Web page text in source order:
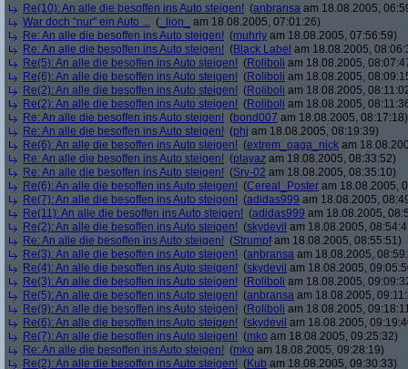
Re(10): An alle die besoffen ins Auto steigen! (anbransa am 18.08.2005,
War doch "nur" ein Auto ... ( _lion_
am 18.08.2005, 07:01:26)
Re: An alle die besoffen ins Auto steigen! (muhrly am 18.08.2005, 07:56:59)
Re: An alle die besoffen ins Auto steigen! (Black Label am 18.08.2005,
Re(5): An alle die besoffen ins Auto steigen! (Roliboli am 18.08.2005,
Re(6): An alle die besoffen ins Auto steigen! (Roliboli am 18.08.2005,
Re(2): An alle die besoffen ins Auto steigen! (Roliboli am 18.08.2005,
Re(2): An alle die besoffen ins Auto steigen! (Roliboli am 18.08.2005,
Re: An alle die besoffen ins Auto steigen! (bond007 am 18.08.2005, 08:17:18)
Re: An alle die besoffen ins Auto steigen! (phj am 18.08.2005, 08:19:39)
Re(6): An alle die besoffen ins Auto steigen! (extrem_oaga_nick am
Re: An alle die besoffen ins Auto steigen! (playaz am 18.08.2005, 08:33:52)
Re: An alle die besoffen ins Auto steigen! (Srv-02 am 18.08.2005, 08:35:10)
Re(6): An alle die besoffen ins Auto steigen! (Cereal_Poster am 18.08.2005,
Re(7): An alle die besoffen ins Auto steigen! (adidas999 am 18.08.2005,
Re(11): An alle die besoffen ins Auto steigen! (adidas999 am 18.08.2005,
Re(2): An alle die besoffen ins Auto steigen! (skydevil am 18.08.2005,
Re: An alle die besoffen ins Auto steigen! (Strumpfam 18.08.2005, 08:55:51)
Re(3): An alle die besoffen ins Auto steigen! (anbransa am 18.08.2005,
Re(4): An alle die besoffen ins Auto steigen! (skydevil am 18.08.2005,
Re(3): An alle die besoffen ins Auto steigen! (Roliboli am 18.08.2005,
Re(5): An alle die besoffen ins Auto steigen! (anbransa am 18.08.2005,
Re(9): An alle die besoffen ins Auto steigen! (Roliboli am 18.08.2005,
Re(6): An alle die besoffen ins Auto steigen! (skydevil am 18.08.2005,
Re(7): An alle die besoffen ins Auto steigen! (mko am 18.08.2005, 09:25:32)
Re: An alle die besoffen ins Auto steigen! (mko am 18.08.2005, 09:28:19)
Re(2): An alle die besoffen ins Auto steigen! (Kub am 18.08.2005, 09:30:33)